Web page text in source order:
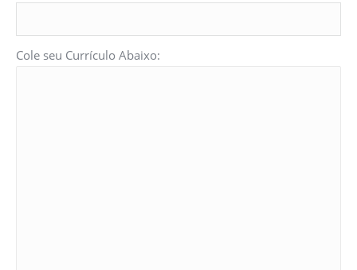
Cole seu Currículo Abaixo: